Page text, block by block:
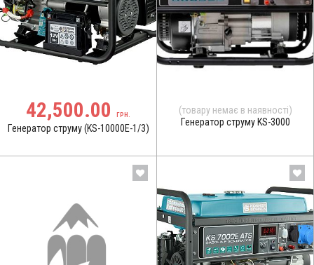
42,500.00 ГРН.
Генератор струму (KS-10000E-1/3)
(товару немає в наявності)
Генератор струму KS-3000